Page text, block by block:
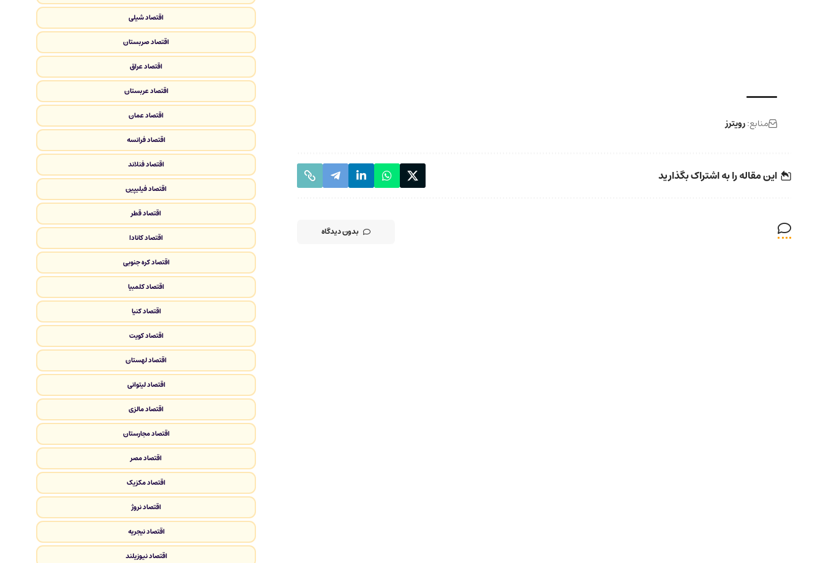
منابع:رویترز
این مقاله را به اشتراک بگذارید
بدون دیدگاه
اقتصاد شیلی
اقتصاد صربستان
اقتصاد عراق
اقتصاد عربستان
اقتصاد عمان
اقتصاد فرانسه
اقتصاد فنلاند
اقتصاد فیلیپین
اقتصاد قطر
اقتصاد کانادا
اقتصاد کره جنوبی
اقتصاد کلمبیا
اقتصاد کنیا
اقتصاد کویت
اقتصاد لهستان
اقتصاد لیتوانی
اقتصاد مالزی
اقتصاد مجارستان
اقتصاد مصر
اقتصاد مکزیک
اقتصاد نروژ
اقتصاد نیجریه
اقتصاد نیوزیلند